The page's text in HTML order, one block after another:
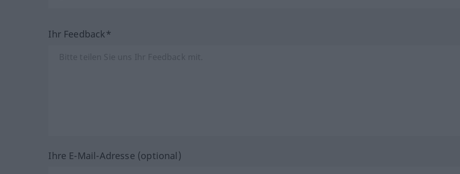
Ihr Feedback*
Ihre E-Mail-Adresse (optional)